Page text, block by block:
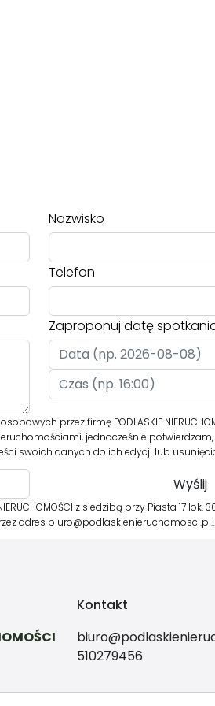
Nazwisko
Telefon
Zaproponuj datę
przez firmę PODLASKIE
jednocześnie potwierdzam,
swoich danych do ich edycji lub
z siedzibą przy Piasta 17 lok.
adres
Kontakt
510279456